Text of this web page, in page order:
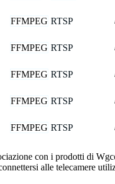
FFMPEG RTSP
FFMPEG RTSP
FFMPEG RTSP
FFMPEG RTSP
FFMPEG RTSP
con i prodotti di
alle telecamere